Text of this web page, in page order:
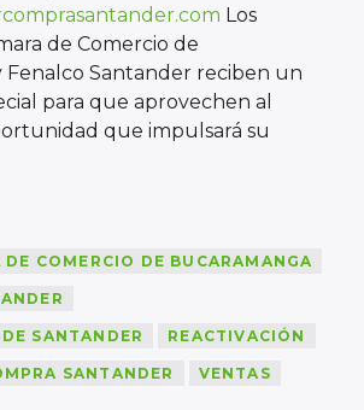
Los
de Comercio de
Fenalco Santander reciben un
para que aprovechen al
que impulsará su
DE COMERCIO DE BUCARAMANGA
SANTANDER REACTIVACIÓN
SANTANDER VENTAS